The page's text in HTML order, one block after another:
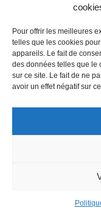
Pour offrir les meilleures
telles que les cookies
appareils. Le fait de
des données telles que le
sur ce site. Le fait de ne
avoir un effet négatif sur